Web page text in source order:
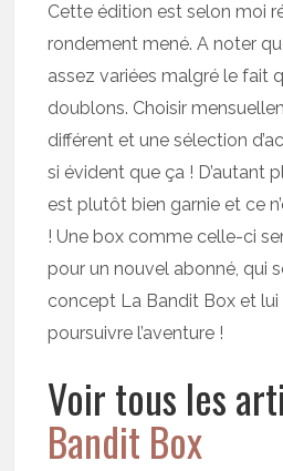
Cette édition est selon moi
rondement mené. A noter
assez variées malgré le fait
doublons. Choisir
différent et une sélection
si évident que ça ! D’autant
est plutôt bien garnie et ce
! Une box comme celle-ci
pour un nouvel abonné, qui
concept La Bandit Box et
poursuivre l’aventure !
Voir tous les
Bandit Box